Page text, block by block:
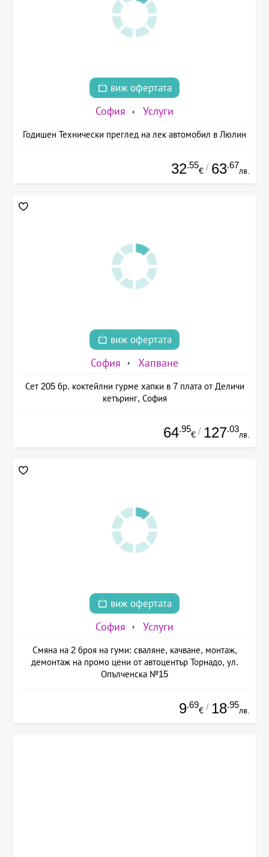
виж офертата
София Услуги
Годишен Технически преглед на лек автомобил в Люлин
32.55
€ / 63.67
лв.
виж офертата
София Хапване
Сет 205 бр. коктейлни гурме хапки в 7 плата от Деличи
кетъринг, София
64.95
€ / 127.03
лв.
виж офертата
София Услуги
Смяна на 2 броя на гуми: сваляне, качване, монтаж,
демонтаж на промо цени от автоцентър Торнадо, ул.
Опълченска №15
9.69
€ / 18.95
лв.